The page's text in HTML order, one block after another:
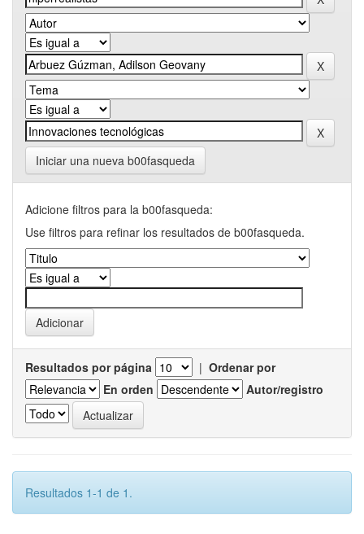
Iniciar una nueva b00fasqueda
Adicione filtros para la b00fasqueda:
Use filtros para refinar los resultados de b00fasqueda.
Resultados por página | Ordenar por
En orden
Autor/registro
Resultados 1-1 de 1.